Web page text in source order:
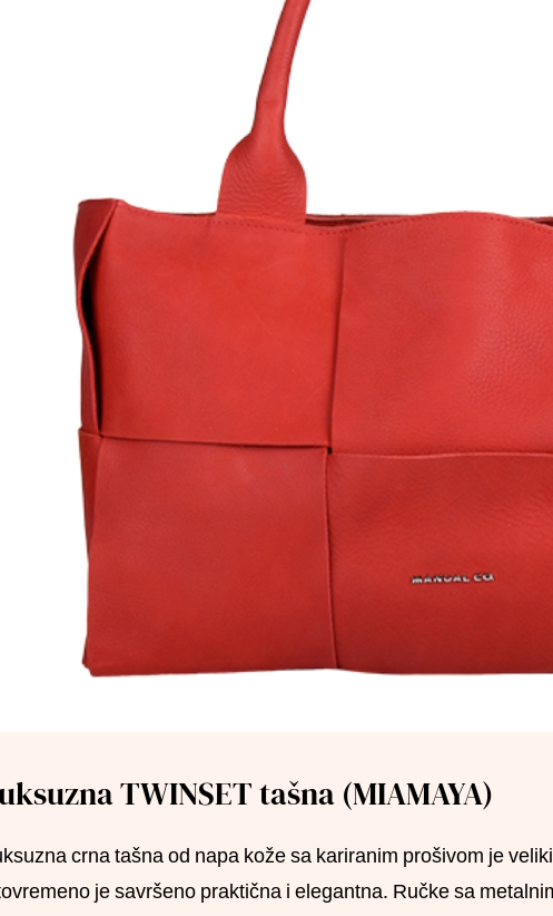
TWINSET tašna (MIAMAYA)
crna tašna od napa kože sa kariranim prošivom je
je savršeno praktična i elegantna. Ručke sa